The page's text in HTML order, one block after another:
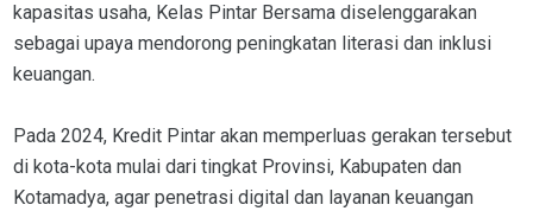
kapasitas usaha, Kelas Pintar Bersama diselenggarakan
sebagai upaya mendorong peningkatan literasi dan inklusi
keuangan.
Pada 2024, Kredit Pintar akan memperluas gerakan tersebut
di kota-kota mulai dari tingkat Provinsi, Kabupaten dan
Kotamadya, agar penetrasi digital dan layanan keuangan